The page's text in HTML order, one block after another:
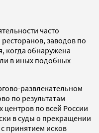
часто
заводов по
когда обнаружена
в иных подобных
развлекательном
по результатам
центров по всей России
в суды о прекращении
принятием исков